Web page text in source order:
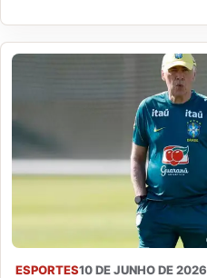
ESPORTES10 DE JUNHO DE 2026